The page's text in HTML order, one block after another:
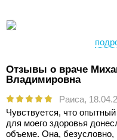
Отзывы о враче
Владимировна
Раиса,
Чувствуется, что
для моего здоровья
объеме. Она, безусловно,